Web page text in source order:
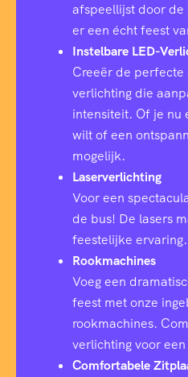
afspeellijst door de
er een écht feest
Instelbare LED-
Creeër de
verlichting die
intensiteit. Of je nu
wilt of een
mogelijk.
Laserverlichting
Voor een
de bus! De lasers
feestelijke ervaring.
Rookmachines
Voeg een
feest met onze
rookmachines.
verlichting voor
Comfortabele